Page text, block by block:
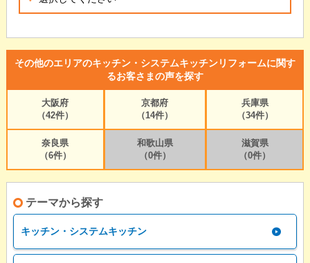
その他のエリアのキッチン・システムキッチンリフォームに関す
るお客さまの声を探す
大阪府
（42件）
京都府
（14件）
兵庫県
（34件）
奈良県
（6件）
和歌山県
（0件）
滋賀県
（0件）
テーマから探す
キッチン・システムキッチン